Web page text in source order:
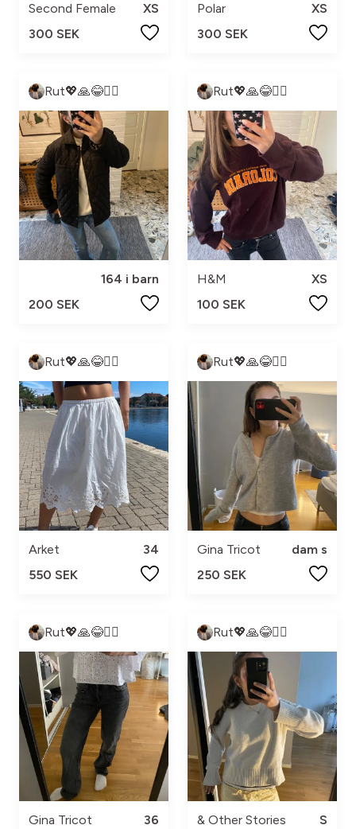
Second Female
XS
300 SEK
Polar
XS
300 SEK
Rut💖🙏😂❤️‍🔥
164 i barn
200 SEK
Rut💖🙏😂❤️‍🔥
H&M
XS
100 SEK
Rut💖🙏😂❤️‍🔥
Arket
34
550 SEK
Rut💖🙏😂❤️‍🔥
Gina Tricot
dam s
250 SEK
Rut💖🙏😂❤️‍🔥
Gina Tricot
36
Rut💖🙏😂❤️‍🔥
& Other Stories
S